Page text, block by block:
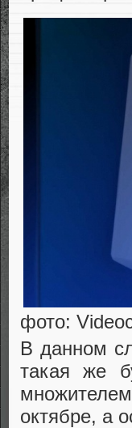
фото:
В данном
такая же
октябре, а